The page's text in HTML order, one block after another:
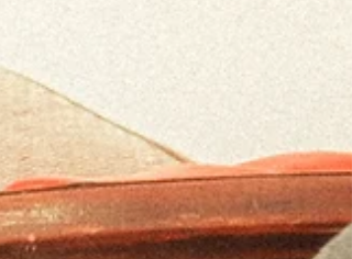
takes shape only through the quiet carving
home, the warmth and rising steam of a
yang hotpot into the rings